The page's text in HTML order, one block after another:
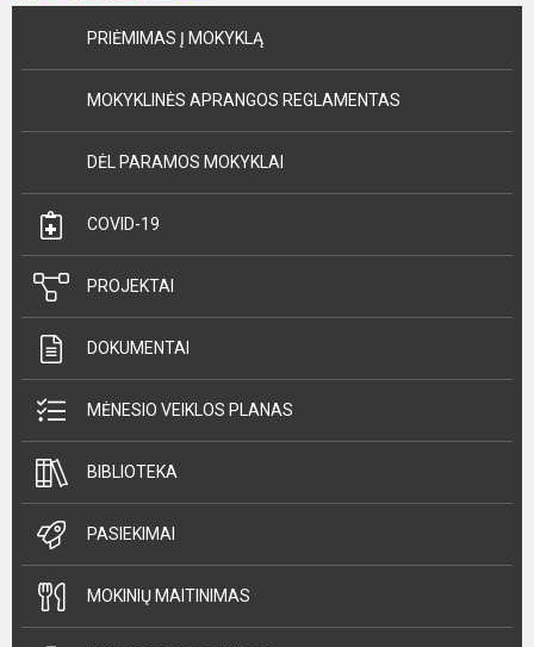
PRIĖMIMAS Į MOKYKLĄ
MOKYKLINĖS APRANGOS REGLAMENTAS
DĖL PARAMOS MOKYKLAI
COVID-19
PROJEKTAI
DOKUMENTAI
MĖNESIO VEIKLOS PLANAS
BIBLIOTEKA
PASIEKIMAI
MOKINIŲ MAITINIMAS